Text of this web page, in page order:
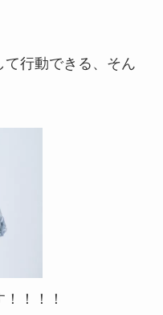
て行動できる、そん
！！！